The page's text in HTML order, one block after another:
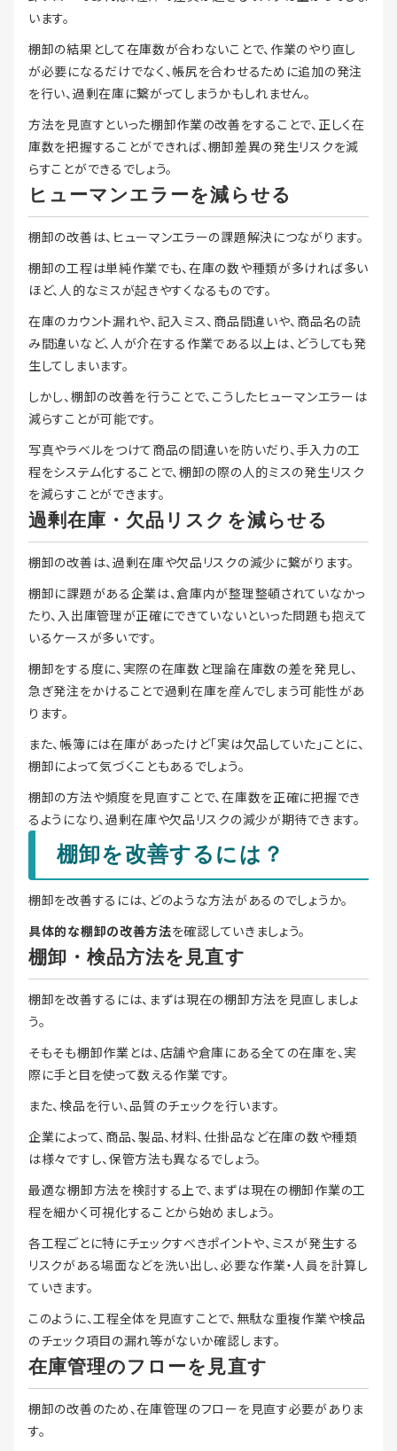
います。
棚卸の結果として在庫数が合わないことで、作業のやり直し
が必要になるだけでなく、帳尻を合わせるために追加の発注
を行い、過剰在庫に繋がってしまうかもしれません。
方法を見直すといった棚卸作業の改善をすることで、正しく在
庫数を把握することができれば、棚卸差異の発生リスクを減
らすことができるでしょう。
ヒューマンエラーを減らせる
棚卸の改善は、ヒューマンエラーの課題解決につながります。
棚卸の工程は単純作業でも、在庫の数や種類が多ければ多い
ほど、人的なミスが起きやすくなるものです。
在庫のカウント漏れや、記入ミス、商品間違いや、商品名の読
み間違いなど、人が介在する作業である以上は、どうしても発
生してしまいます。
しかし、棚卸の改善を行うことで、こうしたヒューマンエラーは
減らすことが可能です。
写真やラベルをつけて商品の間違いを防いだり、手入力の工
程をシステム化することで、棚卸の際の人的ミスの発生リスク
を減らすことができます。
過剰在庫・欠品リスクを減らせる
棚卸の改善は、過剰在庫や欠品リスクの減少に繋がります。
棚卸に課題がある企業は、倉庫内が整理整頓されていなかっ
たり、入出庫管理が正確にできていないといった問題も抱えて
いるケースが多いです。
棚卸をする度に、実際の在庫数と理論在庫数の差を発見し、
急ぎ発注をかけることで過剰在庫を産んでしまう可能性があ
ります。
また、帳簿には在庫があったけど「実は欠品していた」ことに、
棚卸によって気づくこともあるでしょう。
棚卸の方法や頻度を見直すことで、在庫数を正確に把握でき
るようになり、過剰在庫や欠品リスクの減少が期待できます。
棚卸を改善するには？
棚卸を改善するには、どのような方法があるのでしょうか。
具体的な棚卸の改善方法を確認していきましょう。
棚卸・検品方法を見直す
棚卸を改善するには、まずは現在の棚卸方法を見直しましょ
う。
そもそも棚卸作業とは、店舗や倉庫にある全ての在庫を、実
際に手と目を使って数える作業です。
また、検品を行い、品質のチェックを行います。
企業によって、商品、製品、材料、仕掛品など在庫の数や種類
は様々ですし、保管方法も異なるでしょう。
最適な棚卸方法を検討する上で、まずは現在の棚卸作業の工
程を細かく可視化することから始めましょう。
各工程ごとに特にチェックすべきポイントや、ミスが発生する
リスクがある場面などを洗い出し、必要な作業・人員を計算し
ていきます。
このように、工程全体を見直すことで、無駄な重複作業や検品
のチェック項目の漏れ等がないか確認します。
在庫管理のフローを見直す
棚卸の改善のため、在庫管理のフローを見直す必要がありま
す。